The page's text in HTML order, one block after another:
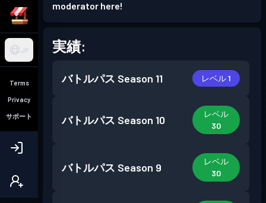
JP
Terms
Privacy
サポート
moderator here!
実績:
バトルパス Season 11 レベル 1
バトルパス Season 10
レベル
30
バトルパス Season 9
レベル
30